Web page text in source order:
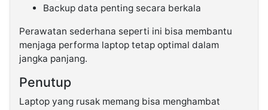
Backup data penting secara berkala
Perawatan sederhana seperti ini bisa membantu
menjaga performa laptop tetap optimal dalam
jangka panjang.
Penutup
Laptop yang rusak memang bisa menghambat